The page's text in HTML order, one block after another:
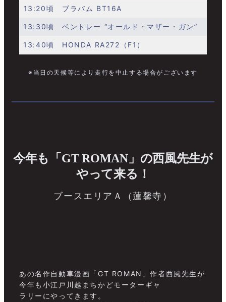
13:20頃 ブラバム BT16A
13:30頃 ベントレー “オールド・マザー・ガン”
13:40頃 HONDA RA272（F1）
※当日の天候等により走行を中止する場合がございます
今年も「GT ROMAN」の西風先生が
やって来る！
ブースエリアＡ（蓮馨寺）
あの名作自動車漫画「GT ROMAN」作者西風先生が
今年も小江戸川越まちかどモーターギャ
ラリーにやってきます。